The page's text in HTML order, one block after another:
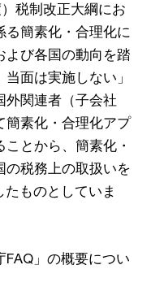
税制改正大綱にお
る簡素化・合理化に
よび各国の動向を踏
面は実施しない」
外関連者（子会社
簡素化・合理化アプ
とから、簡素化・
の税務上の取扱いを
ものとしていま
」の概要につい